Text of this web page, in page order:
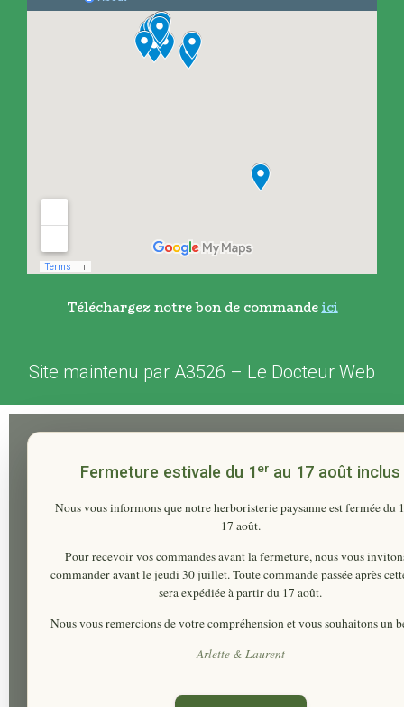
Téléchargez notre bon de commandeici
Site maintenu par A3526 – Le Docteur Web
Fermeture estivale du 1er au 17 août inclus
Nous vous informons que notre herboristerie paysanne est fermée du 1
17 août.
Pour recevoir vos commandes avant la fermeture, nous vous
commanderavant le jeudi 30 juillet. Toute commande passée après
sera expédiée à partir du 17 août.
Nous vous remercions de votre compréhension et vous souhaitons un
Arlette & Laurent